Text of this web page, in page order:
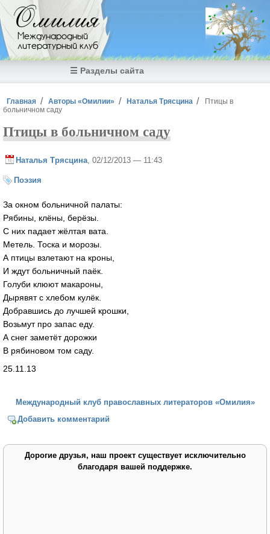
Перейти к основному содержанию
Омилия
Международный
литературный клуб
☰ Разделы сайта
Вы здесь
Главная Авторы «Омилии» Наталья Трясцина
Птицы в
больничном саду
Птицы в больничном саду
Наталья Трясцина , 02/12/2013 — 11:43
Поэзия
За окном больничной палаты:
Рябины, клёны, берёзы.
С них падает жёлтая вата.
Метель. Тоска и морозы.
А птицы взлетают на кроны,
И ждут больничный паёк.
Голуби клюют макароны,
Дырявят с хлебом кулёк.
Добравшись до лучшей крошки,
Возьмут про запас еду.
А снег заметёт дорожки
В рябиновом том саду.
25.11.13
Международный клуб православных литераторов «Омилия»
Добавить комментарий
Дорогие друзья, наш проект существует исключительно
благодаря вашей поддержке.